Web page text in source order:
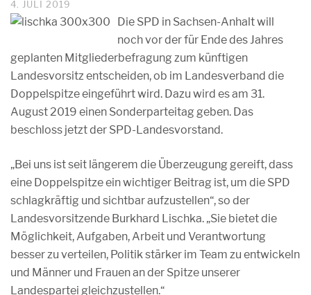
4. JULI 2019
Die SPD in Sachsen-Anhalt will
noch vor der für Ende des Jahres
geplanten Mitgliederbefragung zum künftigen
Landesvorsitz entscheiden, ob im Landesverband die
Doppelspitze eingeführt wird. Dazu wird es am 31.
August 2019 einen Sonderparteitag geben. Das
beschloss jetzt der SPD-Landesvorstand.
„Bei uns ist seit längerem die Überzeugung gereift, dass
eine Doppelspitze ein wichtiger Beitrag ist, um die SPD
schlagkräftig und sichtbar aufzustellen“, so der
Landesvorsitzende Burkhard Lischka. „Sie bietet die
Möglichkeit, Aufgaben, Arbeit und Verantwortung
besser zu verteilen, Politik stärker im Team zu entwickeln
und Männer und Frauen an der Spitze unserer
Landespartei gleichzustellen.“